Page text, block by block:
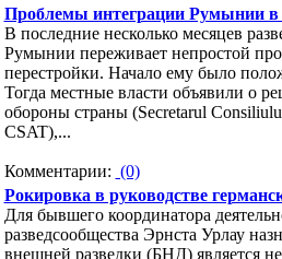
Проблемы интеграции Румынии
В последние несколько месяцев
Румынии переживает непростой
перестройки. Начало ему было
Тогда местные власти объявили о
обороны страны (Secretarul
CSAT),...
Комментарии: (0)
Рокировка в руководстве
Для бывшего координатора
разведсообщества Эрнста Урлау
внешней разведки (БНД) является